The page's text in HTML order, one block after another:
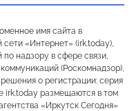
имя сайта в
«Интернет» (irk.today),
надзору в сфере связи,
(Роскомнадзор),
о регистрации: серия
irk.today размещаются в том
«Иркутск Сегодня»